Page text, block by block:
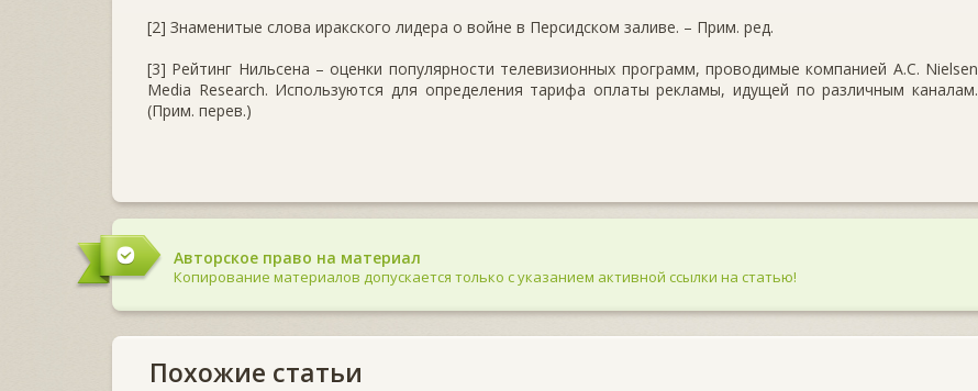
[2] Знаменитые слова иракского лидера о войне в Персидском заливе. – Прим. ред.
[3] Рейтинг Нильсена – оценки популярности телевизионных программ, проводимые компанией А.С. Nielsen
Media Research. Используются для определения тарифа оплаты рекламы, идущей по различным каналам.
(Прим. перев.)
Авторское право на материал
Копирование материалов допускается только с указанием активной ссылки на статью!
Похожие статьи